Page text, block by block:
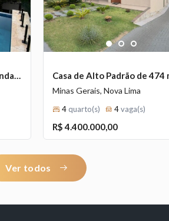
Casa de Luxo de 424 m² à Venda com 4 Suítes e Vista Definitiva no Bosque da Ribeira, Nova Lima - MG
1 2 3
Minas Gerais, Nova Lima
4 quarto(s) 4vaga(s)
R$ 4.400.000,00
Ver todos